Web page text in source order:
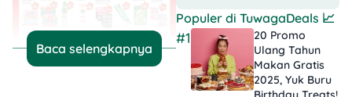
Baca selengkapnya
Populer di TuwagaDeals 📈
#1
20 Promo
Ulang Tahun
Makan Gratis
2025, Yuk Buru